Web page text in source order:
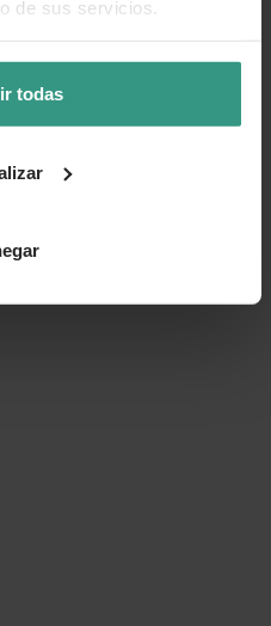
de sus servicios.
todas